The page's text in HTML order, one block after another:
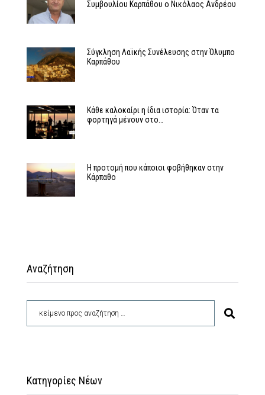
Συμβουλίου Καρπάθου ο Νικόλαος Ανδρέου
Σύγκληση Λαϊκής Συνέλευσης στην Όλυμπο
Καρπάθου
Κάθε καλοκαίρι η ίδια ιστορία: Όταν τα
φορτηγά μένουν στο…
Η προτομή που κάποιοι φοβήθηκαν στην
Κάρπαθο
Αναζήτηση
Κατηγορίες Νέων